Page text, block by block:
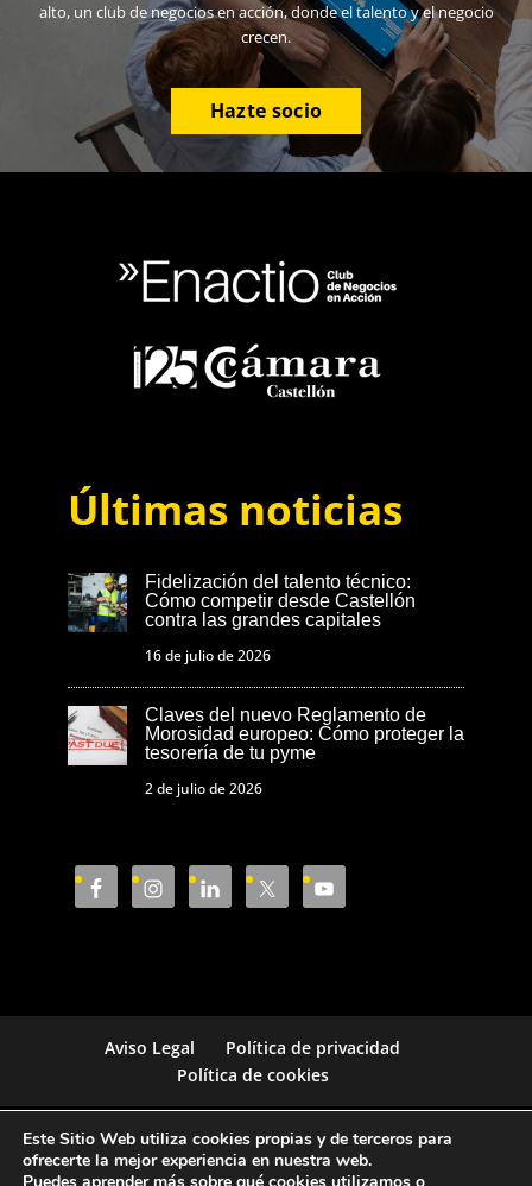
alto, un club de negocios en acción, donde el talento y el negocio
crecen.
Hazte socio
Últimas noticias
Fidelización del talento técnico:
Cómo competir desde Castellón
contra las grandes capitales
16 de julio de 2026
Claves del nuevo Reglamento de
Morosidad europeo: Cómo proteger la
tesorería de tu pyme
2 de julio de 2026
Aviso Legal
Política de privacidad
Política de cookies
Cámara de Comercio de Castellón © 2023
Este Sitio Web utiliza cookies propias y de terceros para
ofrecerte la mejor experiencia en nuestra web.